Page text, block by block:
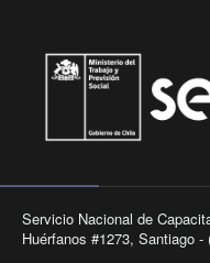
Servicio Nacional de
Huérfanos #1273, Santiago